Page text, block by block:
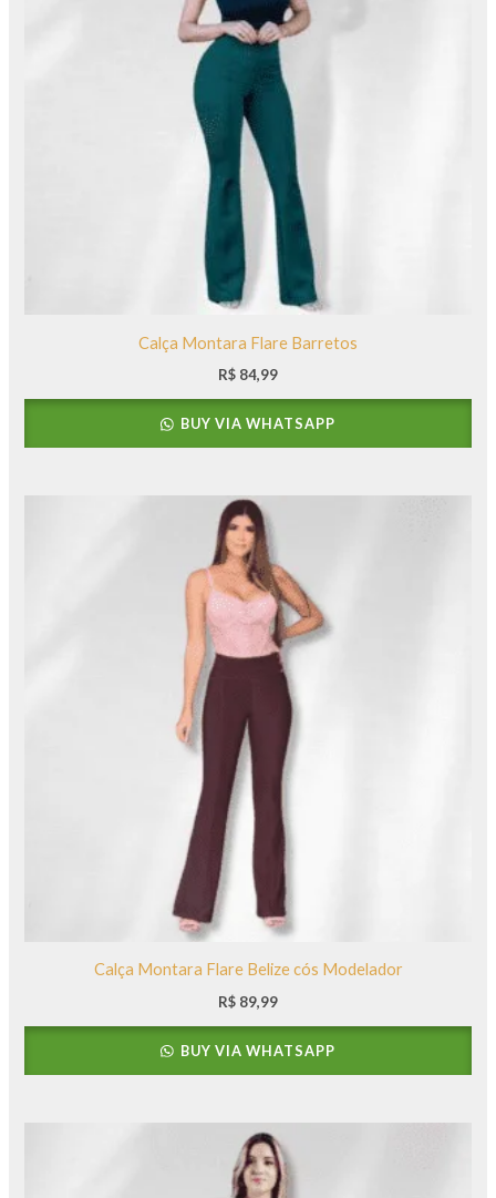
Calça Montara Flare Barretos
R$ 84,99
BUY VIA WHATSAPP
Calça Montara Flare Belize cós Modelador
R$ 89,99
BUY VIA WHATSAPP